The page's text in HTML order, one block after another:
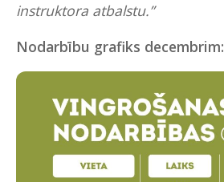
instruktora atbalstu.”
Nodarbību grafiks decembrim: